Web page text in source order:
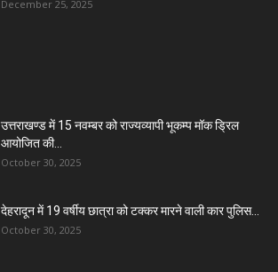
December 25, 2025
उत्तराखण्ड में 15 नवम्बर को राज्यव्यापी भूकम्प मॉक ड्रिल
आयोजित की...
October 30, 2025
देहरादून में 19 वर्षीय छात्रा को टक्कर मारने वाली कार पुलिस...
October 30, 2025